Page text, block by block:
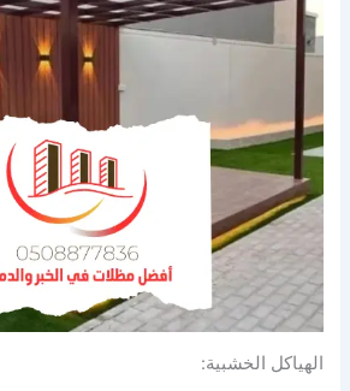
الهياكل الخشبية: